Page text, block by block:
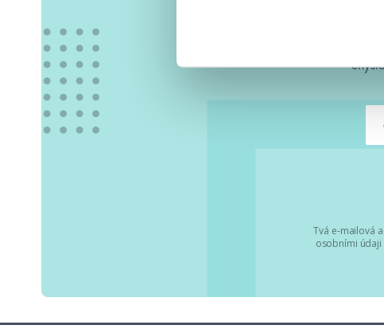
Vše
Tvá e-mailová
osobními údaji